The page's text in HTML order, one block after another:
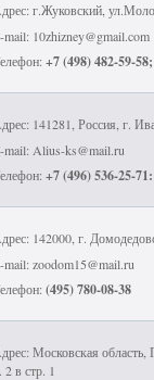
г.Жуковский,
mail: 10zhizney@gmail.com
+7 (498) 482-59-
141281, Россия, г.
mail: Alius-ks@mail.ru
+7 (496) 536-25-
142000, г.
mail: zoodom15@mail.ru
(495) 780-08-38
Московская
2 в стр. 1